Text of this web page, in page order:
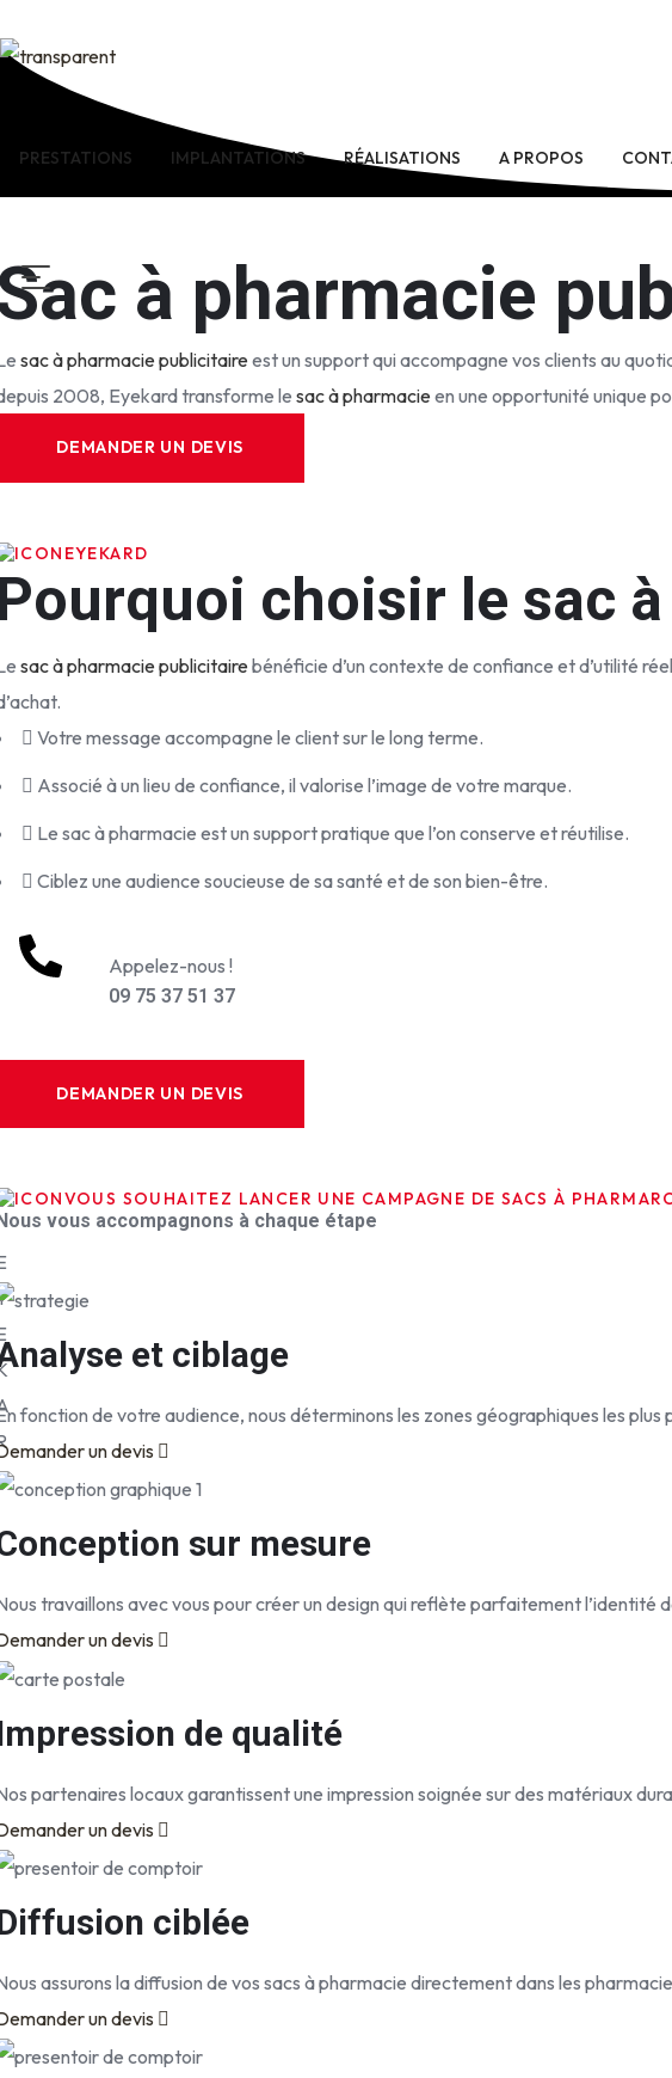
PRESTATIONS IMPLANTATIONS RÉALISATIONS A PROPOS
à pharmacie
sac à pharmacie publicitaireest un support qui accompagne vos clients au
2008, Eyekard transforme le sac à pharmacieen une opportunité unique
DEMANDER UN DEVIS
+
1
5
a
n
n
é
s
d
e
c
EYEKARD
choisir le sac
sac à pharmacie publicitairebénéficie d’un contexte de confiance et d’utilité
Votre message accompagne le client sur le long terme.
Associé à un lieu de confiance, il valorise l’image de votre marque.
Le sac à pharmacie est un support pratique que l’on conserve et réutilise.
Ciblez une audience soucieuse de sa santé et de son bien-être.
Appelez-nous !
09 75 37 51 37
DEMANDER UN DEVIS
VOUS SOUHAITEZ LANCER UNE CAMPAGNE DE SACS À
vous accompagnons à chaque étape
et ciblage
fonction de votre audience, nous déterminons les zones géographiques les
un devis
sur mesure
travaillons avec vous pour créer un design qui reflète parfaitement l’identité
un devis
de qualité
partenaires locaux garantissent une impression soignée sur des matériaux
un devis
ciblée
assurons la diffusion de vos sacs à pharmacie directement dans les
un devis